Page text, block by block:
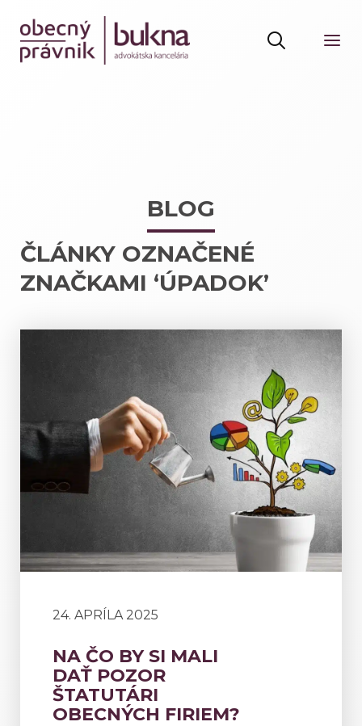
BLOG
ČLÁNKY OZNAČENÉ
ZNAČKAMI ‘ÚPADOK’
24. APRÍLA 2025
NA ČO BY SI MALI
DAŤ POZOR
ŠTATUTÁRI
OBECNÝCH FIRIEM?